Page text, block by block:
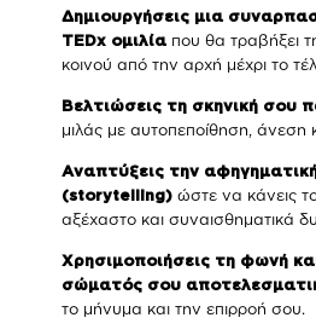
Δημιουργήσεις μια
TEDx ομιλίαπου θα τραβήξει
κοινού από την αρχή μέχρι το
Βελτιώσεις τη σκηνική σου
μιλάς με αυτοπεποίθηση, άνεση
Αναπτύξεις την
(storytelling) ώστε να κάνεις
αξέχαστο και συναισθηματικά
Χρησιμοποιήσεις τη φωνή
σώματός σου
το μήνυμα και την επιρροή σου.